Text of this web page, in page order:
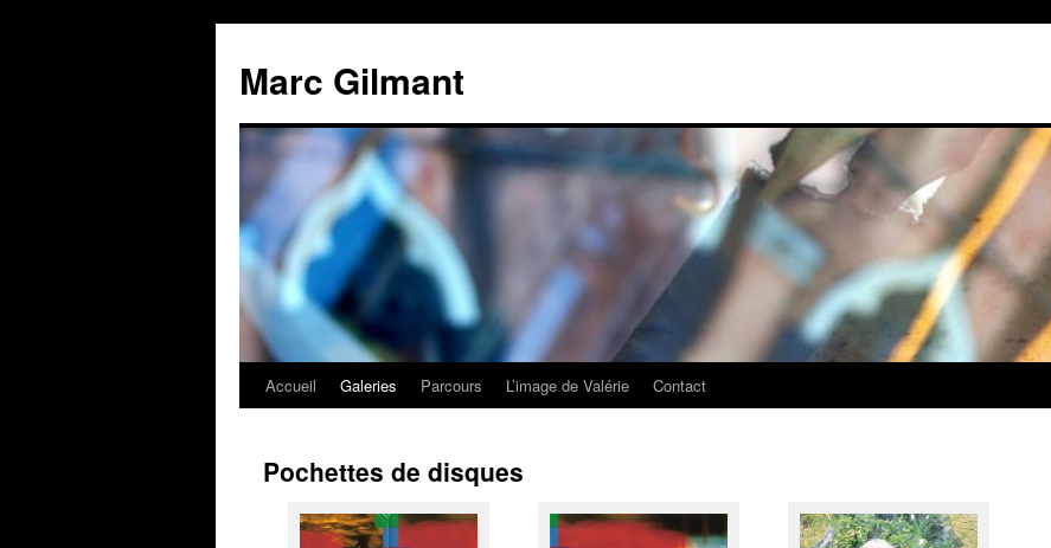
Marc Gilmant
Accueil Galeries Parcours L’image de Valérie Contact
Pochettes de disques